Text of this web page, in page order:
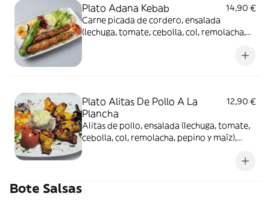
Plato Adana Kebab
14,90 €
Carne picada de cordero, ensalada
(lechuga, tomate, cebolla, col, remolacha,
Plato Alitas De Pollo A La
Plancha
12,90 €
Alitas de pollo, ensalada (lechuga, tomate,
cebolla, col, remolacha, pepino y maíz),
Bote Salsas